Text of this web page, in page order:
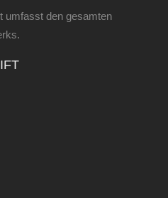
umfasst den gesamten